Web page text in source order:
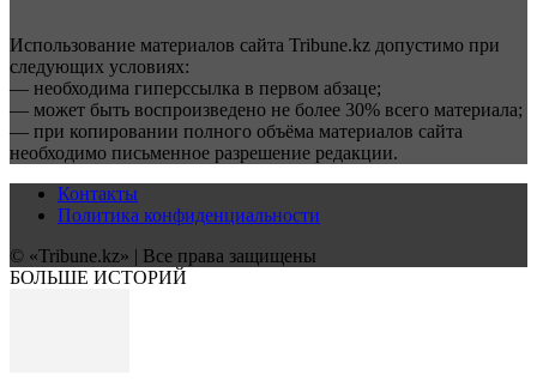
Использование материалов сайта Tribune.kz допустимо при
следующих условиях:
— необходима гиперссылка в первом абзаце;
— может быть воспроизведено не более 30% всего материала;
— при копировании полного объёма материалов сайта
необходимо письменное разрешение редакции.
Контакты
Политика конфиденциальности
© «Tribune.kz» | Все права защищены
БОЛЬШЕ ИСТОРИЙ